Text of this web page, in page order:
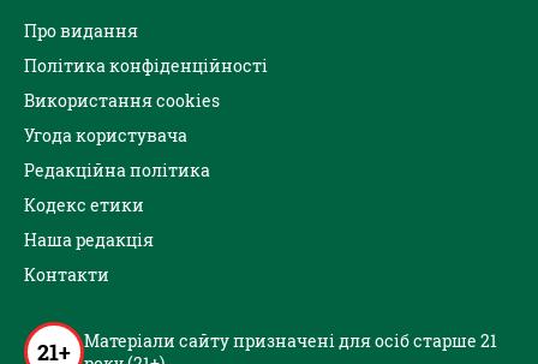
Про видання
Політика конфіденційності
Використання cookies
Угода користувача
Редакційна політика
Кодекс етики
Наша редакція
Контакти
21+ Матеріали сайту призначені для осіб старше 21